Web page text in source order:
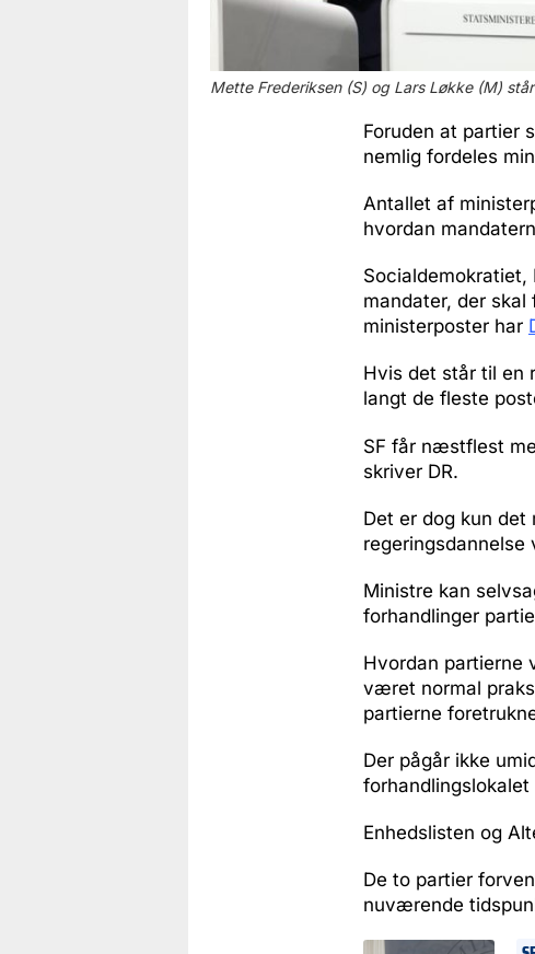
Mette Frederiksen (S) og Lars Løkke (M)
Foruden at partier
nemlig fordeles
Antallet af
hvordan
Socialdemokratiet,
mandater, der
ministerposter har
Hvis det står til en
langt de fleste
SF får næstflest
skriver DR.
Det er dog kun
Ministre kan
forhandlinger
Hvordan partierne
været normal
partierne
Der pågår ikke
Enhedslisten og
De to partier
nuværende